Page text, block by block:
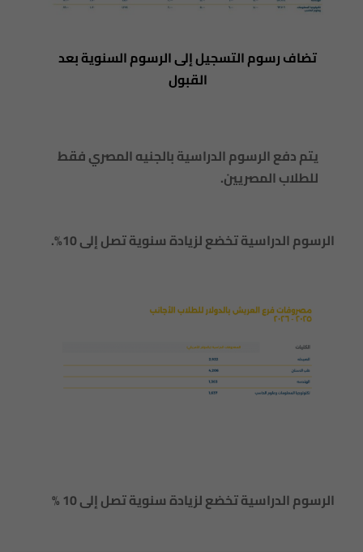
تضاف رسوم التسجيل إلى الرسوم السنوية بعد
القبول
⁠يتم دفع الرسوم الدراسية بالجنيه المصري فقط
للطلاب المصريين.
الرسوم الدراسية تخضع لزيادة سنوية تصل إلى 10%.
الرسوم الدراسية تخضع لزيادة سنوية تصل إلى 10 %